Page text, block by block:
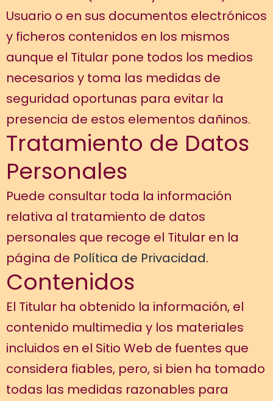
Usuario o en sus documentos electrónicos
y ficheros contenidos en los mismos
aunque el Titular pone todos los medios
necesarios y toma las medidas de
seguridad oportunas para evitar la
presencia de estos elementos dañinos.
Tratamiento de Datos
Personales
Puede consultar toda la información
relativa al tratamiento de datos
personales que recoge el Titular en la
página de Política de Privacidad.
Contenidos
El Titular ha obtenido la información, el
contenido multimedia y los materiales
incluidos en el Sitio Web de fuentes que
considera fiables, pero, si bien ha tomado
todas las medidas razonables para